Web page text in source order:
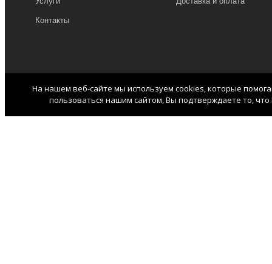
Контакты
На нашем веб-сайте мы используем cookies, которые
пользоваться нашим сайтом, Вы подтверждаете то,